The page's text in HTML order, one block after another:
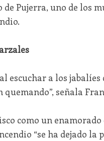
Pujerra, uno de los
escuchar a los
señala
como un
“se ha dejado la